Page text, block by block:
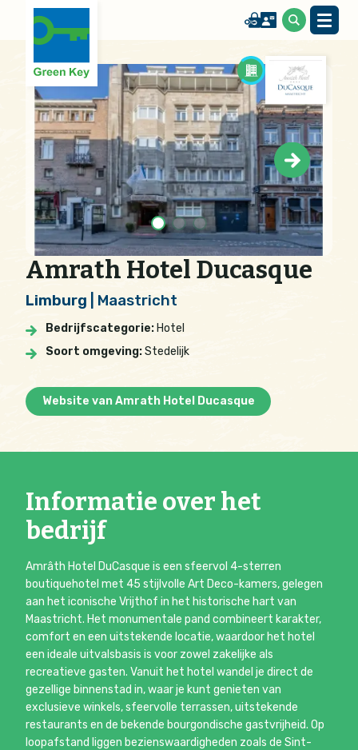
Amrath Hotel Ducasque
Limburg | Maastricht
Bedrijfscategorie: Hotel
Soort omgeving:Stedelijk
Website van Amrath Hotel Ducasque
Informatie over het
bedrijf
Amrâth Hotel DuCasque is een sfeervol 4-sterren
boutiquehotel met 45 stijlvolle Art Deco-kamers, gelegen
aan het iconische Vrijthof in het historische hart van
Maastricht. Het monumentale pand combineert karakter,
comfort en een uitstekende locatie, waardoor het hotel
een ideale uitvalsbasis is voor zowel zakelijke als
recreatieve gasten. Vanuit het hotel wandel je direct de
gezellige binnenstad in, waar je kunt genieten van
exclusieve winkels, sfeervolle terrassen, uitstekende
restaurants en de bekende bourgondische gastvrijheid. Op
loopafstand liggen bezienswaardigheden zoals de Sint-